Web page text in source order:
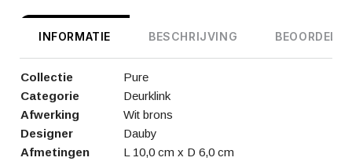
INFORMATIE BESCHRIJVING
Collectie
Pure
Categorie
Deurklink
Afwerking
Wit brons
Designer
Dauby
Afmetingen
L 10,0 cm x D 6,0 cm